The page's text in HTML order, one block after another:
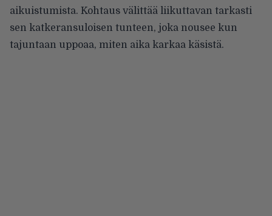
aikuistumista. Kohtaus välittää liikuttavan tarkasti
sen katkeransuloisen tunteen, joka nousee kun
tajuntaan uppoaa, miten aika karkaa käsistä.